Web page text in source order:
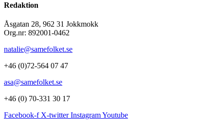
Redaktion
Åsgatan 28, 962 31 Jokkmokk
Org.nr: 892001-0462
natalie@samefolket.se
+46 (0)72-564 07 47
asa@samefolket.se
+46 (0) 70-331 30 17
Facebook-f X-twitter InstagramYoutube